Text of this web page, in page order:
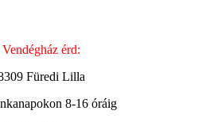
érd:
Füredi Lilla
8-16 óráig